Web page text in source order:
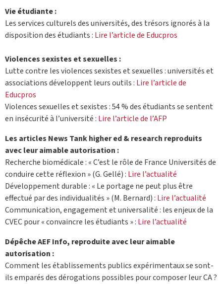
Vie étudiante :
Les services culturels des universités, des trésors ignorés à la
disposition des étudiants : Lire l’article de Educpros
Violences sexistes et sexuelles :
Lutte contre les violences sexistes et sexuelles : universités et
associations développent leurs outils : Lire l’article de
Educpros
Violences sexuelles et sexistes : 54 % des étudiants se sentent
en insécurité à l’université : Lire l’article de l’AFP
Les articles News Tank higher ed & research reproduits
avec leur aimable autorisation :
Recherche biomédicale : « C’est le rôle de France Universités de
conduire cette réflexion » (G. Gellé) : Lire l’actualité
Développement durable : « Le portage ne peut plus être
effectué par des individualités » (M. Bernard) : Lire l’actualité
Communication, engagement et universalité : les enjeux de la
CVEC pour « convaincre les étudiants » : Lire l’actualité
Dépêche AEF Info, reproduite avec leur aimable
autorisation :
Comment les établissements publics expérimentaux se sont-
ils emparés des dérogations possibles pour composer leur CA ?